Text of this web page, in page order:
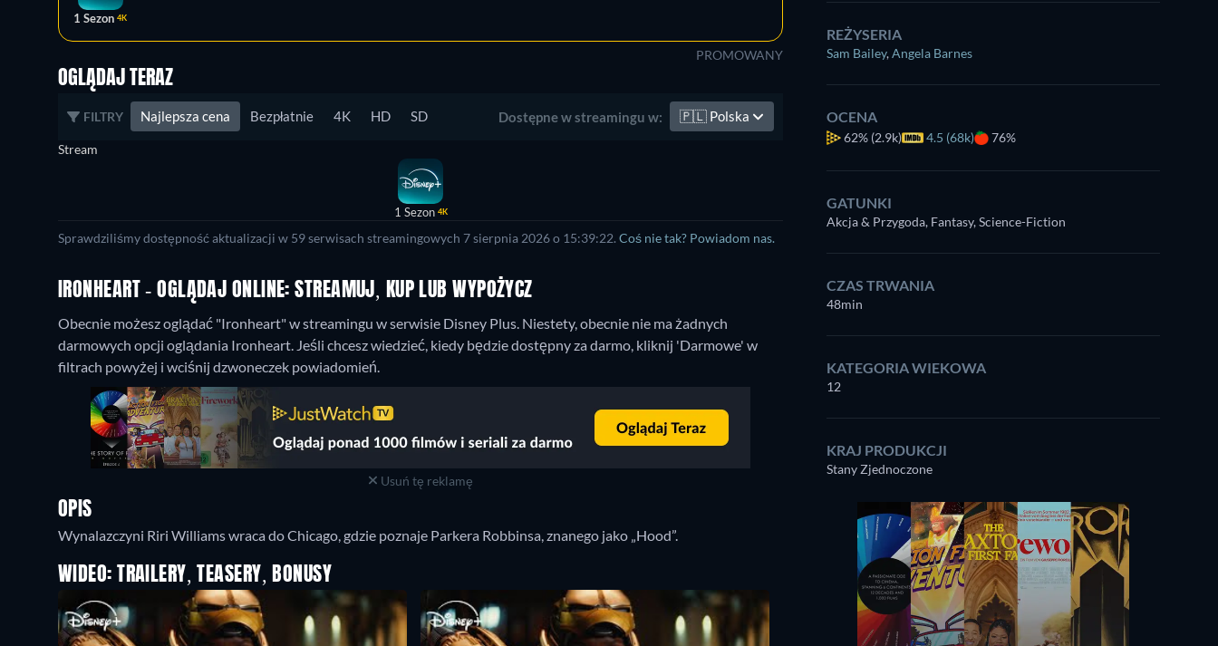
1 Sezon 4K
PROMOWANY
OGLĄDAJ TERAZ
FILTRY Najlepsza cena Bezpłatnie 4K HD SD Dostępne w streamingu w: 🇵🇱 Polska
Stream
1 Sezon 4K
Sprawdziliśmy dostępność aktualizacji w 59 serwisach streamingowych 7 sierpnia 2026 o 15:39:22. Coś nie tak? Powiadom nas.
IRONHEART - OGLĄDAJ ONLINE: STREAMUJ, KUP LUB WYPOŻYCZ
Obecnie możesz oglądać "Ironheart" w streamingu w serwisie Disney Plus. Niestety, obecnie nie ma żadnych
darmowych opcji oglądania Ironheart. Jeśli chcesz wiedzieć, kiedy będzie dostępny za darmo, kliknij 'Darmowe' w
filtrach powyżej i wciśnij dzwoneczek powiadomień.
Usuń tę reklamę
OPIS
Wynalazczyni Riri Williams wraca do Chicago, gdzie poznaje Parkera Robbinsa, znanego jako „Hood”.
WIDEO: TRAILERY, TEASERY, BONUSY
REŻYSERIA
Sam Bailey,Angela Barnes
OCENA
62% (2.9k) 4.5 (68k) 76%
GATUNKI
Akcja & Przygoda, Fantasy, Science-Fiction
CZAS TRWANIA
48min
KATEGORIA WIEKOWA
12
KRAJ PRODUKCJI
Stany Zjednoczone